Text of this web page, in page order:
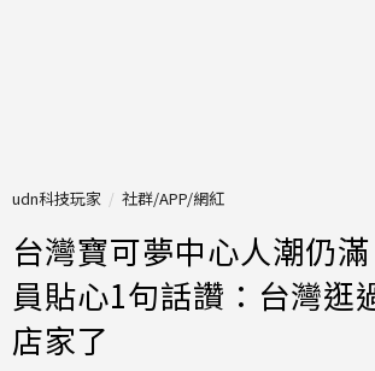
udn科技玩家 社群/APP/網紅
台灣寶可夢中心人潮仍
員貼心1句話讚：台灣逛
店家了